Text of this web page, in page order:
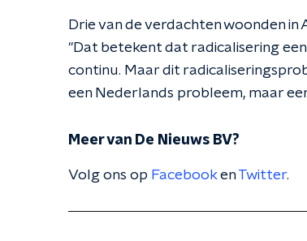
Drie van de verdachten woonden
"Dat betekent dat radicalisering
continu. Maar dit
een Nederlands probleem, maar
Meer van De Nieuws BV?
Volg ons op FacebookenTwitter.